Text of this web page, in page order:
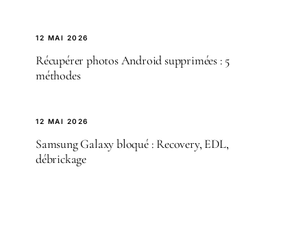
12 MAI 2026
Récupérer photos Android supprimées : 5
méthodes
12 MAI 2026
Samsung Galaxy bloqué : Recovery, EDL,
débrickage